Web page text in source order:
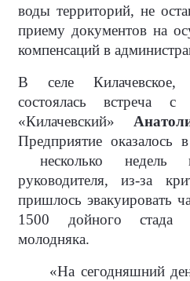
воды территорий, не
приему документов на
компенсаций в
В селе Килачевское,
состоялась встреча
«Килачевский»
Предприятие оказалось
несколько
руководителя, из-за
пришлось эвакуировать
1500 дойного стада
молодняка.
«На сегодняшний